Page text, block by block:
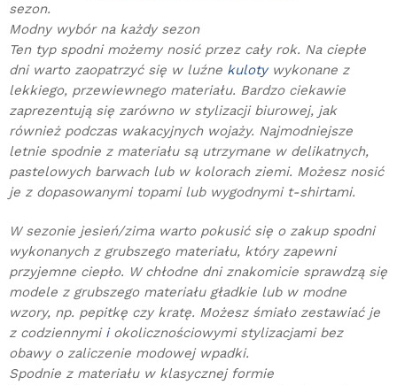
sezon.
Modny wybór na każdy sezon
Ten typ spodni możemy nosić przez cały rok. Na ciepłe
dni warto zaopatrzyć się w luźne kulotywykonane z
lekkiego, przewiewnego materiału. Bardzo ciekawie
zaprezentują się zarówno w stylizacji biurowej, jak
również podczas wakacyjnych wojaży. Najmodniejsze
letnie spodnie z materiału są utrzymane w delikatnych,
pastelowych barwach lub w kolorach ziemi. Możesz nosić
je z dopasowanymi topami lub wygodnymi t-shirtami.
W sezonie jesień/zima warto pokusić się o zakup spodni
wykonanych z grubszego materiału, który zapewni
przyjemne ciepło. W chłodne dni znakomicie sprawdzą się
modele z grubszego materiału gładkie lub w modne
wzory, np. pepitkę czy kratę. Możesz śmiało zestawiać je
z codziennymi iokolicznościowymi stylizacjami bez
obawy o zaliczenie modowej wpadki.
Spodnie z materiału w klasycznej formie